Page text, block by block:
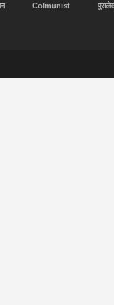
Colmunist